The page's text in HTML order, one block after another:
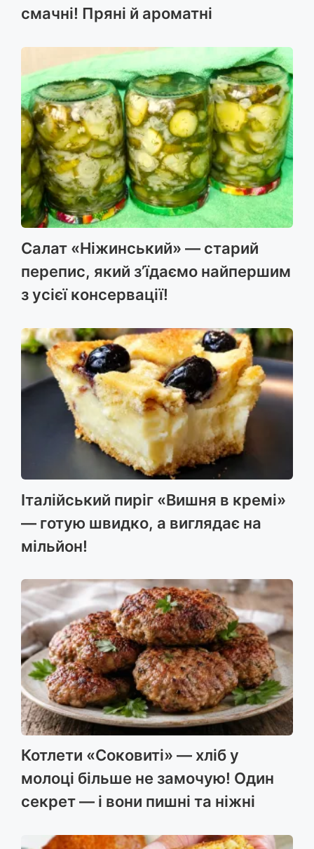
смачні! Пряні й ароматні
Салат «Ніжинський» — старий
перепис, який з’їдаємо найпершим
з усієї консервації!
Італійський пиріг «Вишня в кремі»
— готую швидко, а виглядає на
мільйон!
Котлети «Соковиті» — хліб у
молоці більше не замочую! Один
секрет — і вони пишні та ніжні